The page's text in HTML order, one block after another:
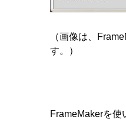
（画像は、
す。）
FrameMakerを使